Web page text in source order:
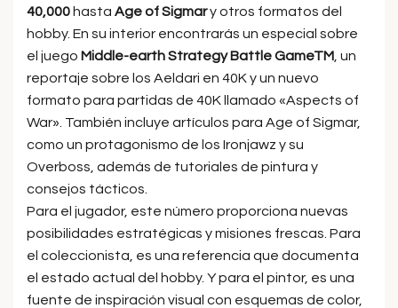
40,000hasta Age of Sigmary otros formatos del
hobby. En su interior encontrarás un especial sobre
el juego Middle-earth Strategy Battle GameTM , un
reportaje sobre los Aeldari en 40K y un nuevo
formato para partidas de 40K llamado «Aspects of
War». También incluye artículos para Age of Sigmar,
como un protagonismo de los Ironjawz y su
Overboss, además de tutoriales de pintura y
consejos tácticos.
Para el jugador, este número proporciona nuevas
posibilidades estratégicas y misiones frescas. Para
el coleccionista, es una referencia que documenta
el estado actual del hobby. Y para el pintor, es una
fuente de inspiración visual con esquemas de color,